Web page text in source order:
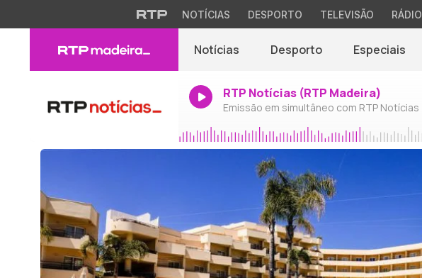
NOTÍCIAS DESPORTO TELEVISÃO RÁDIO
Notícias Desporto Especiais
RTP Notícias (RTP Madeira)
Emissão em simultâneo com RTP Notícias